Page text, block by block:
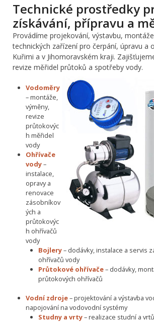
Technické prostředky
získávání, přípravu a
Provádíme projekování, výstavbu,
technických zařízení pro čerpání, úpravu a
Kuřimi a v Jihomoravském kraji.
revize měřidel průtoků a spotřeby vody.
Vodoměry
– montáže,
výměny,
revize
průtokovýc
h měřidel
vody
Ohřívače
vody–
instalace,
opravy a
renovace
zásobníkov
ých a
průtokovýc
h ohřívačů
vody
Bojlery– dodávky, instalace a servis
ohřívačů vody
Průtokové ohřívače– dodávky,
průtokových ohřívačů
Vodní zdroje– projektování a výstavba
napojování na vodovodní systémy
Studny a vrty– realizace studní a